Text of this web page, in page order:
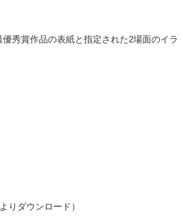
秀賞作品の表紙と指定された2場面のイラ
りダウンロード）